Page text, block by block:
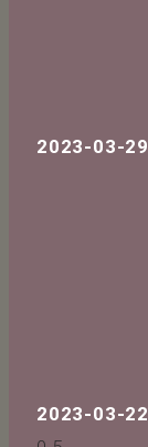
2023-03-29
2023-03-22